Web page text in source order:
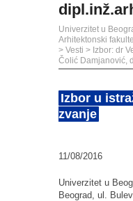
Univerzitet u
Arhitektonski
> Vesti > Izbor: dr
Čolić Damjanović,
Izbor u
zvanje
11/08/2016
Univerzitet u
Beograd, ul.